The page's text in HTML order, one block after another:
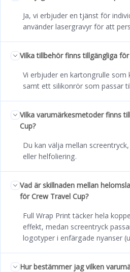
Ja, vi erbjuder en tjänst för
använder lasergravyr för att
Vilka tillbehör finns tillgängliga
Vi erbjuder en kartongrulle
samt ett silikonrör som passar
Vilka varumärkesmetoder finns
Cup?
Du kan välja mellan
eller helfoliering.
Vad är skillnaden mellan
för Crew Travel Cup?
Full Wrap Print täcker hela
effekt, medan screentryck
logotyper i enfärgade nyanser
Hur bestämmer jag vilken